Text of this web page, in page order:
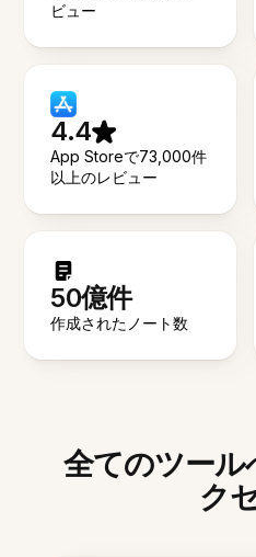
ビュー
4.4
App Storeで73,000件
以上のレビュー
50億件
作成されたノート数
全てのツール
ク